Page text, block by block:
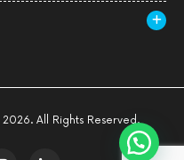
All Rights Reserved.